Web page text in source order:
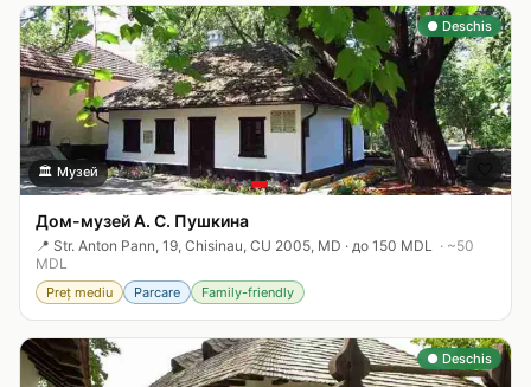
● Deschis
🏛️ Музей
Дом-музей А. С. Пушкина
📍 Str. Anton Pann, 19, Chisinau, CU 2005, MD · до 150 MDL · ~50
MDL
Preț mediu Parcare Family-friendly
● Deschis